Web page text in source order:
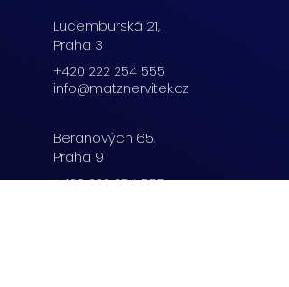
Lucemburská 21,
Praha 3
+420 222 254 555
info@matznervitek.cz
Beranových 65,
Praha 9
+420 222 254 555